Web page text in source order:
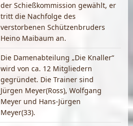
der Schießkommission gewählt, er
tritt die Nachfolge des
verstorbenen Schützenbruders
Heino Maibaum an.
Die Damenabteilung „Die Knaller“
wird von ca. 12 Mitgliedern
gegründet. Die Trainer sind
Jürgen Meyer(Ross), Wolfgang
Meyer und Hans-Jürgen
Meyer(33).